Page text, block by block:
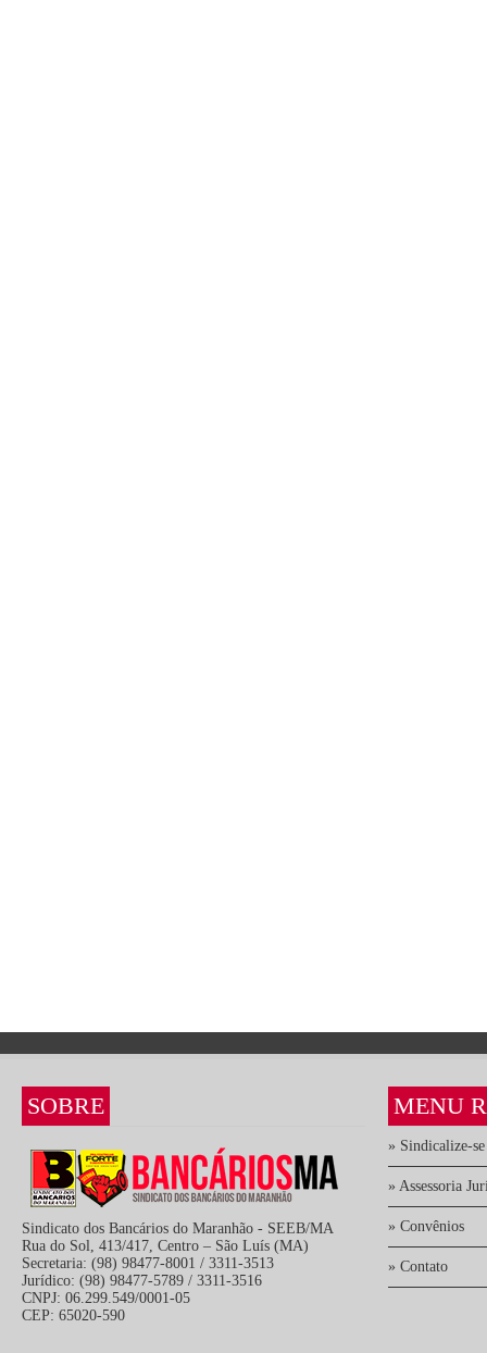
SOBRE
Sindicato dos Bancários do Maranhão - SEEB/MA
Rua do Sol, 413/417, Centro – São Luís (MA)
Secretaria: (98) 98477-8001 / 3311-3513
Jurídico: (98) 98477-5789 / 3311-3516
CNPJ: 06.299.549/0001-05
CEP: 65020-590
MENU
» Sindicalize-se
» Assessoria
» Convênios
» Contato